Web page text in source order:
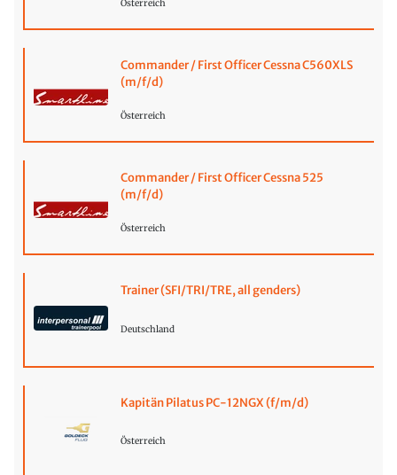
Österreich
Commander / First Officer Cessna C560XLS
(m/f/d)
Österreich
Commander / First Officer Cessna 525
(m/f/d)
Österreich
Trainer (SFI/TRI/TRE, all genders)
Deutschland
Kapitän Pilatus PC-12NGX (f/m/d)
Österreich